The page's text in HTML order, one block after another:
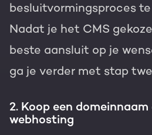
besluitvormingsproces
Nadat je het CMS
beste aansluit op je
ga je verder met stap
2. Koop een domeinnaam
webhosting